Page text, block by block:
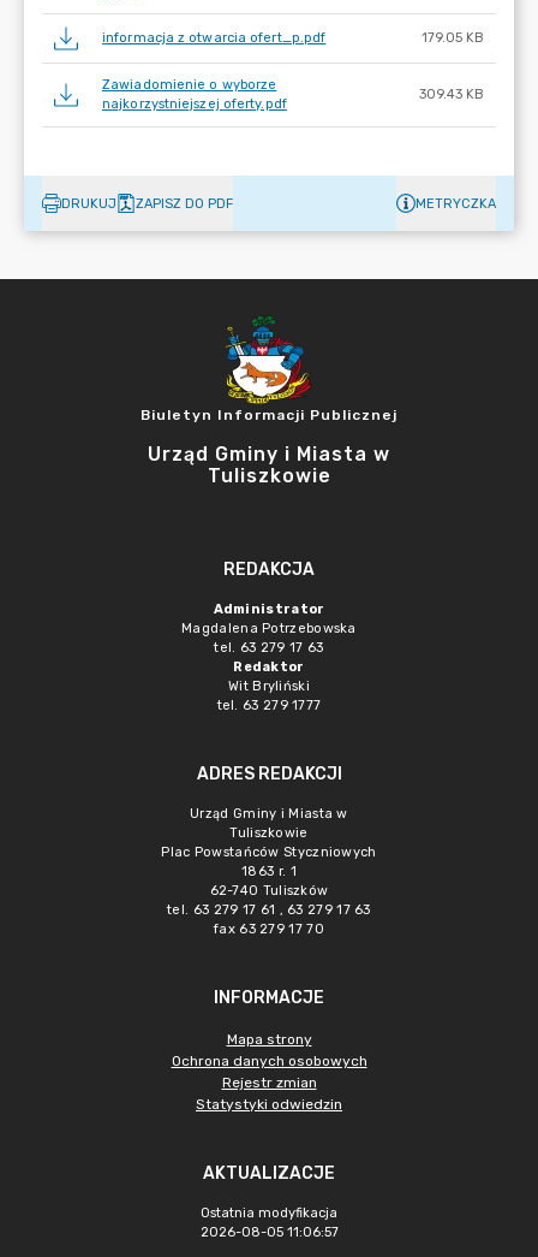
informacja z otwarcia ofert_p.pdf 179.05 KB
Zawiadomienie o wyborze
najkorzystniejszej oferty.pdf
309.43 KB
DRUKUJ ZAPISZ DO PDF METRYCZKA
Biuletyn Informacji Publicznej
Urząd Gminy i Miasta w
Tuliszkowie
REDAKCJA
Administrator
Magdalena Potrzebowska
tel. 63 279 17 63
Redaktor
Wit Bryliński
tel. 63 279 1777
ADRES REDAKCJI
Urząd Gminy i Miasta w
Tuliszkowie
Plac Powstańców Styczniowych
1863 r. 1
62-740 Tuliszków
tel. 63 279 17 61 , 63 279 17 63
fax 63 279 17 70
INFORMACJE
Mapa strony
Ochrona danych osobowych
Rejestr zmian
Statystyki odwiedzin
AKTUALIZACJE
Ostatnia modyfikacja
2026-08-05 11:06:57